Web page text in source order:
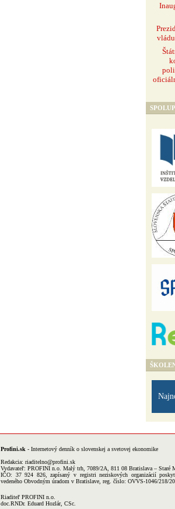
Profini.sk - Internetový denník o slovenskej a svetovej ekonomike
Redakcia: riaditelno@profini.sk
Vydavateľ: PROFINI n.o. Malý trh, 7089/2A, 811 08 Bratislava – Staré
IČO: 37 924 826, zapísaný v registri neziskových organizácií
vedeného Obvodným úradom v Bratislave, reg. číslo: OVVS-1046/218/
Riaditeľ PROFINI n.o.
doc.RNDr. Eduard Hozlár, CSc.